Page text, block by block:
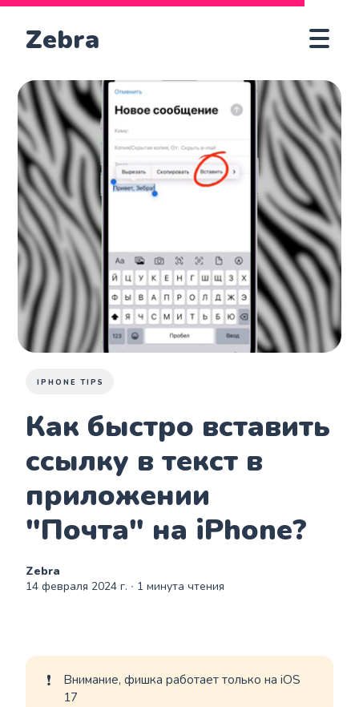
Zebra
IPHONE TIPS
Как быстро вставить
ссылку в текст в
приложении
"Почта" на iPhone?
Zebra
14 февраля 2024 г. ∙ 1 минута чтения
❗
Внимание, фишка работает только на iOS
17